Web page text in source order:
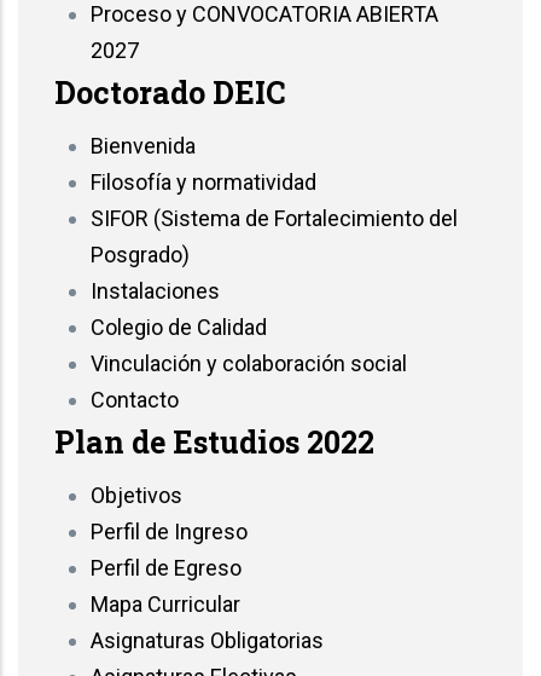
Proceso y CONVOCATORIA ABIERTA
2027
Doctorado DEIC
Bienvenida
Filosofía y normatividad
SIFOR (Sistema de Fortalecimiento del
Posgrado)
Instalaciones
Colegio de Calidad
Vinculación y colaboración social
Contacto
Plan de Estudios 2022
Objetivos
Perfil de Ingreso
Perfil de Egreso
Mapa Curricular
Asignaturas Obligatorias